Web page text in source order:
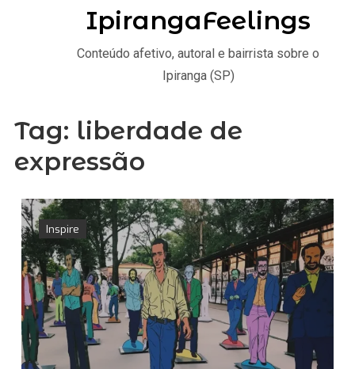
Tag: liberdade de
expressão
Inspire
IpirangaFeelings
Conteúdo afetivo, autoral e bairrista sobre o
Ipiranga (SP)